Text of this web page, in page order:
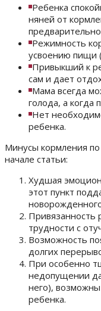
Ребенка
няней от
Режимность
усвоению пищи
Привыкший к
сам и дает
Мама всегда
голода, а когда
Нет
ребенка.
Минусы кормления
начале статьи:
Худшая
этот пункт
Привязанность
трудности с
Возможность
долгих
При особенно
недопущении
него),
ребенка.